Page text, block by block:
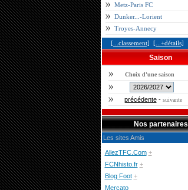
Metz-Paris FC
Dunker...-Lorient
Troyes-Annecy
[...classement] [...+détails]
Saison
Choix d'une saison
précédente- suivante
Nos partenaires
Les sites Amis
AllezTFC.Com +
FCNhisto.fr +
Blog Foot +
Mercato